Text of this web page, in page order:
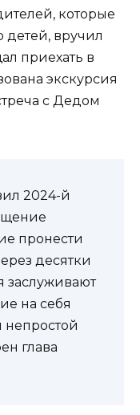
которые
детей, вручил
приехать в
экскурсия
с Дедом
2024-й
пронести
десятки
заслуживают
на себя
непростой
глава